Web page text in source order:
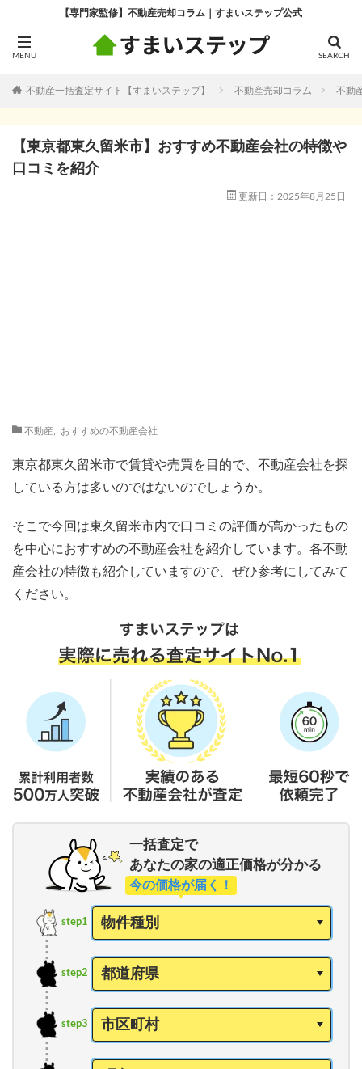
【専門家監修】不動産売却コラム｜すまいステップ公式
不動産一括査定サイト【すまいステップ】 不動産売却コラム 不動
【東京都東久留米市】おすすめ不動産会社の特徴や
口コミを紹介
更新日：2025年8月25日
不動産, おすすめの不動産会社
東京都東久留米市で賃貸や売買を目的で、不動産会社を探
している方は多いのではないのでしょうか。
そこで今回は東久留米市内で口コミの評価が高かったもの
を中心におすすめの不動産会社を紹介しています。各不動
産会社の特徴も紹介していますので、ぜひ参考にしてみて
ください。
一括査定で
あなたの家の適正価格が分かる
今の価格が届く！
step1
step2
step3